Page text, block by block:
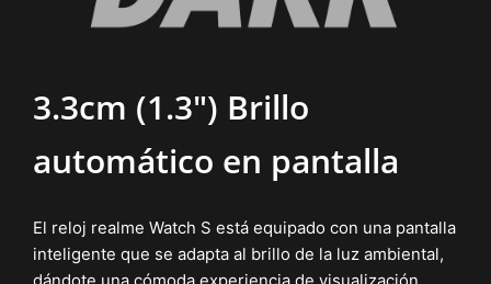
3.3cm (1.3") Brillo
automático en pantalla
El reloj realme Watch S está equipado con una pantalla
inteligente que se adapta al brillo de la luz ambiental,